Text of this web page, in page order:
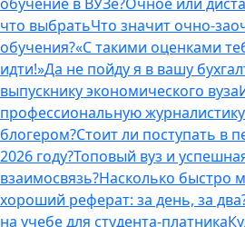
что выбратьЧто значит очно-
обучения?«С такими оценками
идти!»Да не пойду я в вашу
выпускнику экономического вуза
профессиональную
блогером?Стоит ли поступать в
2026 году?Топовый вуз и
взаимосвязь?Насколько быстро
хороший реферат: за день, за
на учебе для студента-платника